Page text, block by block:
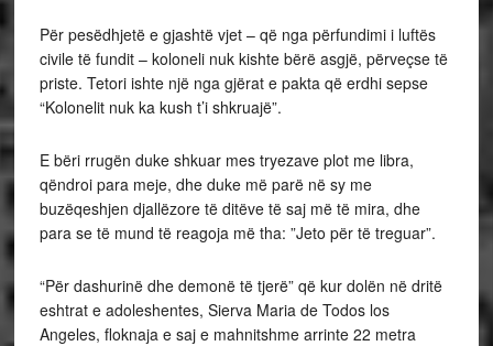
Për pesëdhjetë e gjashtë vjet – që nga përfundimi i luftës
civile të fundit – koloneli nuk kishte bërë asgjë, përveçse të
priste. Tetori ishte një nga gjërat e pakta që erdhi sepse
“Kolonelit nuk ka kush t’i shkruajë”.
E bëri rrugën duke shkuar mes tryezave plot me libra,
qëndroi para meje, dhe duke më parë në sy me
buzëqeshjen djallëzore të ditëve të saj më të mira, dhe
para se të mund të reagoja më tha: ”Jeto për të treguar”.
“Për dashurinë dhe demonë të tjerë” që kur dolën në dritë
eshtrat e adoleshentes, Sierva Maria de Todos los
Angeles, floknaja e saj e mahnitshme arrinte 22 metra